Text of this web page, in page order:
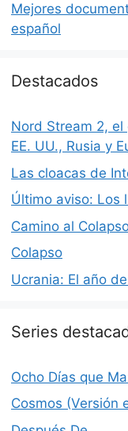
Mejores
español
Destacados
Nord Stream 2,
EE. UU., Rusia y
Las cloacas de
Último aviso: Los
Camino al
Colapso
Ucrania: El año
Series
Ocho Días que
Cosmos (Versión